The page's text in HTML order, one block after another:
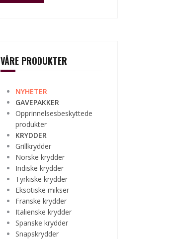
VÅRE PRODUKTER
NYHETER
GAVEPAKKER
Opprinnelsesbeskyttede
produkter
KRYDDER
Grillkrydder
Norske krydder
Indiske krydder
Tyrkiske krydder
Eksotiske mikser
Franske krydder
Italienske krydder
Spanske krydder
Snapskrydder